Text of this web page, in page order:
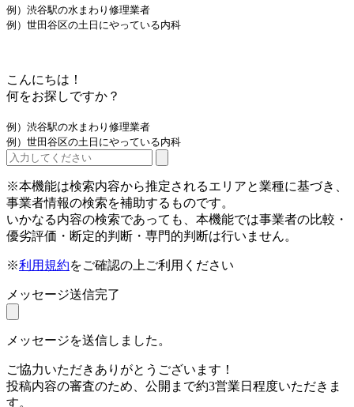
例）渋谷駅の水まわり修理業者
例）世田谷区の土日にやっている内科
こんにちは！
何をお探しですか？
例）渋谷駅の水まわり修理業者
例）世田谷区の土日にやっている内科
※本機能は検索内容から推定されるエリアと業種に基づき、
事業者情報の検索を補助するものです。
いかなる内容の検索であっても、本機能では事業者の比較・
優劣評価・断定的判断・専門的判断は行いません。
※利用規約をご確認の上ご利用ください
メッセージ送信完了
メッセージを送信しました。
ご協力いただきありがとうございます！
投稿内容の審査のため、公開まで約3営業日程度いただきま
す。